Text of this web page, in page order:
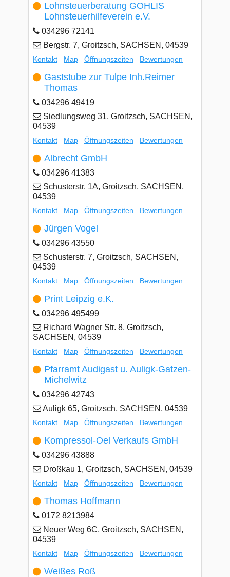
Lohnsteuerberatung GOHLIS
Lohnsteuerhilfeverein e.V.
034296 72141
Bergstr. 7, Groitzsch, SACHSEN, 04539
Kontakt Map Öffnungszeiten Bewertungen
Gaststube zur Tulpe Inh.Reimer
Thomas
034296 49419
Siedlungsweg 31, Groitzsch, SACHSEN,
04539
Kontakt Map Öffnungszeiten Bewertungen
Albrecht GmbH
034296 41383
Schusterstr. 1A, Groitzsch, SACHSEN,
04539
Kontakt Map Öffnungszeiten Bewertungen
Jürgen Vogel
034296 43550
Schusterstr. 7, Groitzsch, SACHSEN,
04539
Kontakt Map Öffnungszeiten Bewertungen
Print Leipzig e.K.
034296 495499
Richard Wagner Str. 8, Groitzsch,
SACHSEN, 04539
Kontakt Map Öffnungszeiten Bewertungen
Pfarramt Audigast u. Auligk-Gatzen-
Michelwitz
034296 42743
Auligk 65, Groitzsch, SACHSEN, 04539
Kontakt Map Öffnungszeiten Bewertungen
Kompressol-Oel Verkaufs GmbH
034296 43888
Droßkau 1, Groitzsch, SACHSEN, 04539
Kontakt Map Öffnungszeiten Bewertungen
Thomas Hoffmann
0172 8213984
Neuer Weg 6C, Groitzsch, SACHSEN,
04539
Kontakt Map Öffnungszeiten Bewertungen
Weißes Roß